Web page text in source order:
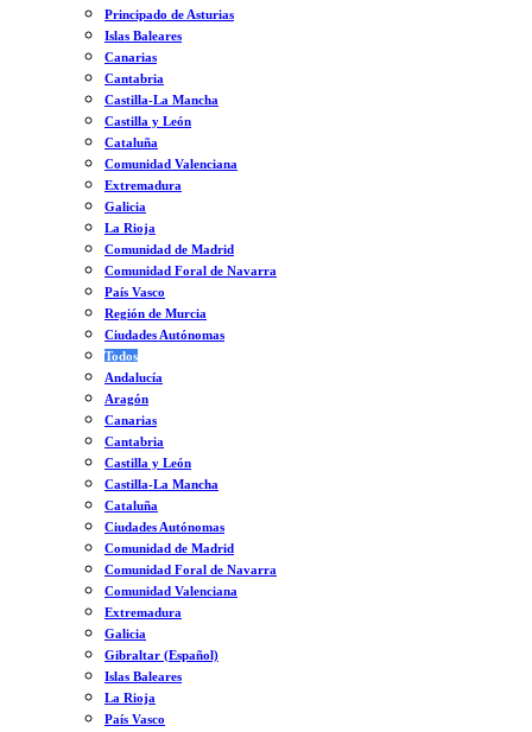
Principado de Asturias
Islas Baleares
Canarias
Cantabria
Castilla-La Mancha
Castilla y León
Cataluña
Comunidad Valenciana
Extremadura
Galicia
La Rioja
Comunidad de Madrid
Comunidad Foral de Navarra
País Vasco
Región de Murcia
Ciudades Autónomas
Todos
Andalucía
Aragón
Canarias
Cantabria
Castilla y León
Castilla-La Mancha
Cataluña
Ciudades Autónomas
Comunidad de Madrid
Comunidad Foral de Navarra
Comunidad Valenciana
Extremadura
Galicia
Gibraltar (Español)
Islas Baleares
La Rioja
País Vasco